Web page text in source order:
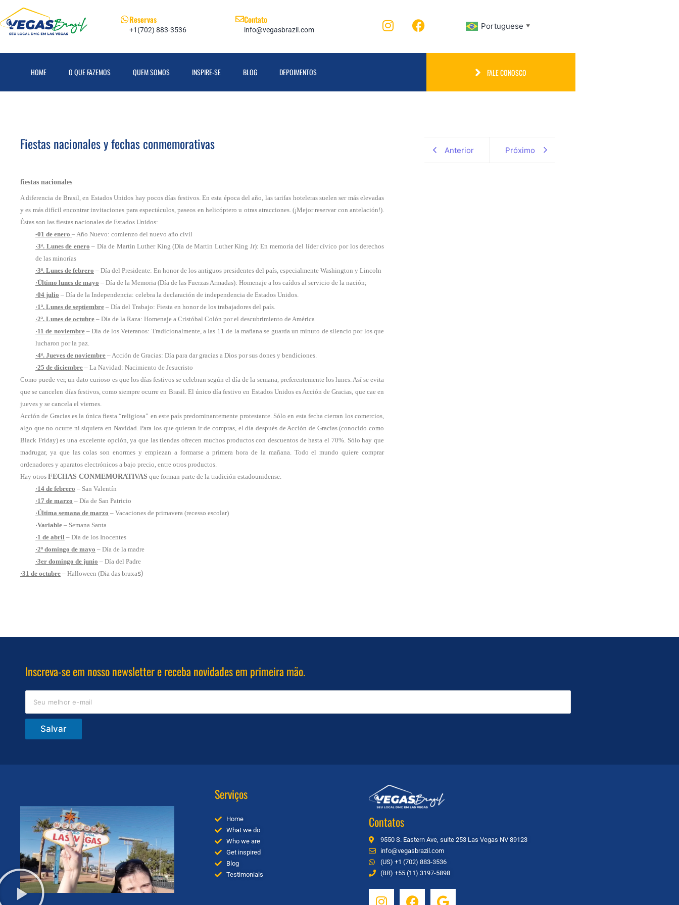
Reservas
+1(702) 883-3536
Contato
info@vegasbrazil.com Portuguese ▼
HOME O QUE FAZEMOS QUEM SOMOS INSPIRE-SE BLOG DEPOIMENTOS FALE CONOSCO
Fiestas nacionales y fechas conmemorativas
fiestas nacionales
A diferencia de Brasil, en Estados Unidos hay pocos días festivos. En esta época del año, las tarifas hoteleras suelen ser más elevadas
y es más difícil encontrar invitaciones para espectáculos, paseos en helicóptero u otras atracciones. (¡Mejor reservar con antelación!).
Éstas son las fiestas nacionales de Estados Unidos:
-01 de enero – Año Nuevo: comienzo del nuevo año civil
·3ª. Lunes de enero – Día de Martin Luther King (Día de Martin Luther King Jr): En memoria del líder cívico por los derechos
de las minorías
·3ª. Lunes de febrero – Día del Presidente: En honor de los antiguos presidentes del país, especialmente Washington y Lincoln
·Último lunes de mayo – Día de la Memoria (Día de las Fuerzas Armadas): Homenaje a los caídos al servicio de la nación;
·04 julio – Día de la Independencia: celebra la declaración de independencia de Estados Unidos.
·1ª. Lunes de septiembre – Día del Trabajo: Fiesta en honor de los trabajadores del país.
·2ª. Lunes de octubre – Día de la Raza: Homenaje a Cristóbal Colón por el descubrimiento de América
·11 de noviembre– Día de los Veteranos: Tradicionalmente, a las 11 de la mañana se guarda un minuto de silencio por los que
lucharon por la paz.
·4ª. Jueves de noviembre – Acción de Gracias: Día para dar gracias a Dios por sus dones y bendiciones.
·25 de diciembre – La Navidad: Nacimiento de Jesucristo
Como puede ver, un dato curioso es que los días festivos se celebran según el día de la semana, preferentemente los lunes. Así se evita
que se cancelen días festivos, como siempre ocurre en Brasil. El único día festivo en Estados Unidos es Acción de Gracias, que cae en
jueves y se cancela el viernes.
Acción de Gracias es la única fiesta “religiosa” en este país predominantemente protestante. Sólo en esta fecha cierran los comercios,
algo que no ocurre ni siquiera en Navidad. Para los que quieran ir de compras, el día después de Acción de Gracias (conocido como
Black Friday) es una excelente opción, ya que las tiendas ofrecen muchos productos con descuentos de hasta el 70%. Sólo hay que
madrugar, ya que las colas son enormes y empiezan a formarse a primera hora de la mañana. Todo el mundo quiere comprar
ordenadores y aparatos electrónicos a bajo precio, entre otros productos.
Hay otros FECHAS CONMEMORATIVAS que forman parte de la tradición estadounidense.
·14 de febrero – San Valentín
·17 de marzo – Día de San Patricio
·Última semana de marzo – Vacaciones de primavera (recesso escolar)
·Variable – Semana Santa
·1 de abril – Día de los Inocentes
·2º domingo de mayo – Día de la madre
·3er domingo de junio – Día del Padre
·31 de octubre – Halloween (Dia das bruxas)
Anterior Próximo
Inscreva-se em nosso newsletter e receba novidades em primeira mão.
Salvar
Serviços
Home
What we do
Who we are
Get inspired
Blog
Testimonials
Contatos
9550 S. Eastern Ave, suite 253 Las Vegas NV 89123
info@vegasbrazil.com
(US) +1 (702) 883-3536
(BR) +55 (11) 3197-5898